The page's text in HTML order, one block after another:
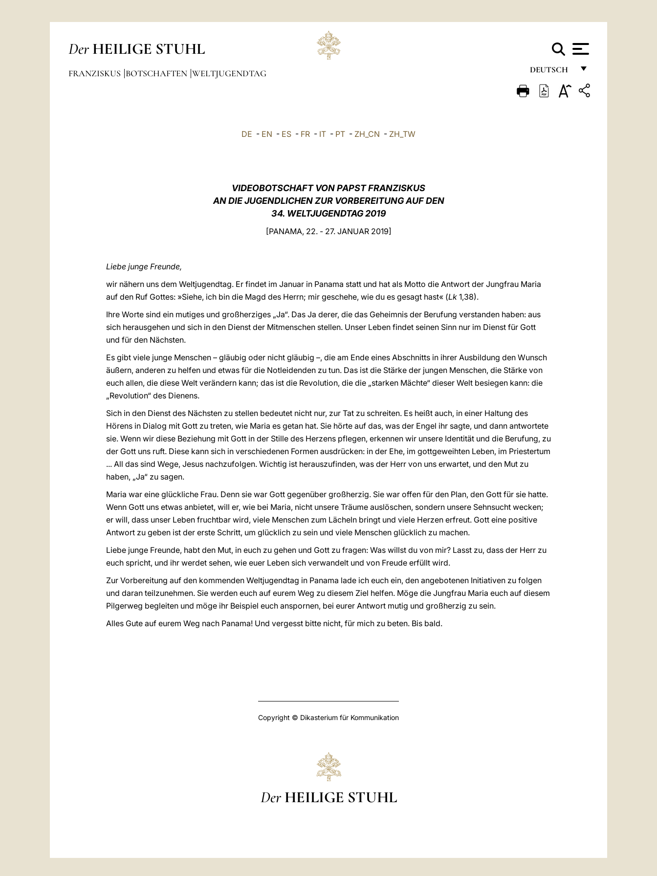
Der HEILIGE STUHL
DEUTSCH
FRANÇAIS
FRANZISKUS BOTSCHAFTEN WELTJUGENDTAG
DE - EN - ES - FR - IT - PT - ZH_CN - ZH_TW
VIDEOBOTSCHAFT VON PAPST FRANZISKUS
AN DIE JUGENDLICHEN ZUR VORBEREITUNG AUF DEN
34. WELTJUGENDTAG 2019
[PANAMA, 22. - 27. JANUAR 2019]
Liebe junge Freunde,
wir nähern uns dem Weltjugendtag. Er findet im Januar in Panama statt und hat als Motto die Antwort der Jungfrau Maria
auf den Ruf Gottes: »Siehe, ich bin die Magd des Herrn; mir geschehe, wie du es gesagt hast« (Lk 1,38).
Ihre Worte sind ein mutiges und großherziges „Ja“. Das Ja derer, die das Geheimnis der Berufung verstanden haben: aus
sich herausgehen und sich in den Dienst der Mitmenschen stellen. Unser Leben findet seinen Sinn nur im Dienst für Gott
und für den Nächsten.
Es gibt viele junge Menschen – gläubig oder nicht gläubig –, die am Ende eines Abschnitts in ihrer Ausbildung den Wunsch
äußern, anderen zu helfen und etwas für die Notleidenden zu tun. Das ist die Stärke der jungen Menschen, die Stärke von
euch allen, die diese Welt verändern kann; das ist die Revolution, die die „starken Mächte“ dieser Welt besiegen kann: die
„Revolution“ des Dienens.
Sich in den Dienst des Nächsten zu stellen bedeutet nicht nur, zur Tat zu schreiten. Es heißt auch, in einer Haltung des
Hörens in Dialog mit Gott zu treten, wie Maria es getan hat. Sie hörte auf das, was der Engel ihr sagte, und dann antwortete
sie. Wenn wir diese Beziehung mit Gott in der Stille des Herzens pflegen, erkennen wir unsere Identität und die Berufung, zu
der Gott uns ruft. Diese kann sich in verschiedenen Formen ausdrücken: in der Ehe, im gottgeweihten Leben, im Priestertum
... All das sind Wege, Jesus nachzufolgen. Wichtig ist herauszufinden, was der Herr von uns erwartet, und den Mut zu
haben, „Ja“ zu sagen.
Maria war eine glückliche Frau. Denn sie war Gott gegenüber großherzig. Sie war offen für den Plan, den Gott für sie hatte.
Wenn Gott uns etwas anbietet, will er, wie bei Maria, nicht unsere Träume auslöschen, sondern unsere Sehnsucht wecken;
er will, dass unser Leben fruchtbar wird, viele Menschen zum Lächeln bringt und viele Herzen erfreut. Gott eine positive
Antwort zu geben ist der erste Schritt, um glücklich zu sein und viele Menschen glücklich zu machen.
Liebe junge Freunde, habt den Mut, in euch zu gehen und Gott zu fragen: Was willst du von mir? Lasst zu, dass der Herr zu
euch spricht, und ihr werdet sehen, wie euer Leben sich verwandelt und von Freude erfüllt wird.
Zur Vorbereitung auf den kommenden Weltjugendtag in Panama lade ich euch ein, den angebotenen Initiativen zu folgen
und daran teilzunehmen. Sie werden euch auf eurem Weg zu diesem Ziel helfen. Möge die Jungfrau Maria euch auf diesem
Pilgerweg begleiten und möge ihr Beispiel euch anspornen, bei eurer Antwort mutig und großherzig zu sein.
Alles Gute auf eurem Weg nach Panama! Und vergesst bitte nicht, für mich zu beten. Bis bald.
Copyright © Dikasterium für Kommunikation
Der HEILIGE STUHL